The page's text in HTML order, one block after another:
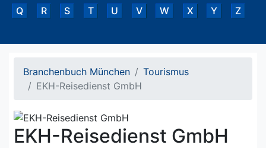
Q
R S T U V W X Y Z
Branchenbuch München
Tourismus
EKH-Reisedienst GmbH
EKH-Reisedienst GmbH